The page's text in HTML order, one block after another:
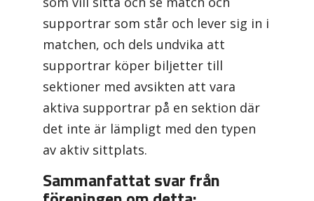
supportrar som står och lever sig in i
matchen, och dels undvika att
supportrar köper biljetter till
sektioner med avsikten att vara
aktiva supportrar på en sektion där
det inte är lämpligt med den typen
av aktiv sittplats.
Sammanfattat svar från